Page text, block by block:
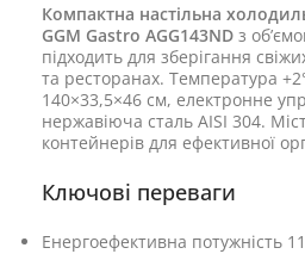
Компактна настільна
GGM Gastro AGG143ND з
підходить для зберігання
та ресторанах. Температура
140×33,5×46 см, електронне
нержавіюча сталь AISI 304.
контейнерів для ефективної
Ключові переваги
Енергоефективна потужність